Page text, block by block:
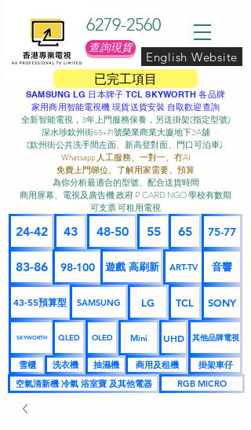
已完工項目
6279-2560
查詢現貨
English Website
SAMSUNG LG 日本牌子 TCL SKYWORTH 各品牌
家用商用智能電視機 現貨送貨安裝 自取歡迎查詢
全新智能電視，3年上門服務保養，另送掛架(指定型號)
深水埗欽州街65-71號榮業商業大廈地下2A舖
(欽州街公共洗手間左面、新高登對面、門口可泊車) ​
Whatsapp 人工服務、一對一、冇AI
免費上門睇位、了解用家需要、預算
為你分析最適合的型號、配合送貨時間
商用屏幕、電視及廣告機 政府 P CARD NGO 學校有數期
可支票 可租用電視
24-42 43 48-50 55 65 75-77
83-86 98-100 遊戲 高刷新 ART-TV 音響
43-55預算型 SAMSUNG LG TCL SONY
SKYWORTH QLED OLED Mini UHD 其他品牌電視
雪櫃 洗衣機 抽濕機 商用及租機
掛架車仔
空氣清新機 冷氣 浴室寶 及其他電器
RGB MICRO